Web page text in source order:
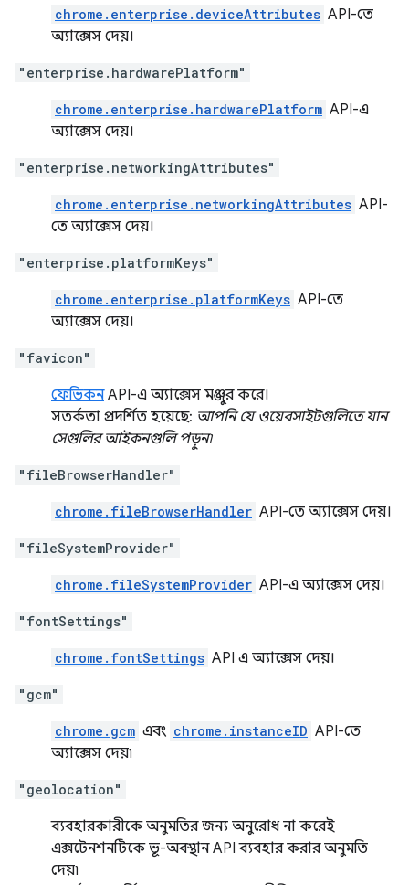
chrome.enterprise.deviceAttributes API-তে
অ্যাক্সেস দেয়।
"enterprise.hardwarePlatform"
chrome.enterprise.hardwarePlatform API-এ
অ্যাক্সেস দেয়।
"enterprise.networkingAttributes"
chrome.enterprise.networkingAttributes API-
তে অ্যাক্সেস দেয়।
"enterprise.platformKeys"
chrome.enterprise.platformKeys API-তে
অ্যাক্সেস দেয়।
"favicon"
ফেভিকনAPI-এ অ্যাক্সেস মঞ্জুর করে।
সতর্কতা প্রদর্শিত হয়েছে: আপনি যে ওয়েবসাইটগুলিতে যান
সেগুলির আইকনগুলি পড়ুন৷
"fileBrowserHandler"
chrome.fileBrowserHandler API-তে অ্যাক্সেস দেয়।
"fileSystemProvider"
chrome.fileSystemProvider API-এ অ্যাক্সেস দেয়।
"fontSettings"
chrome.fontSettings API এ অ্যাক্সেস দেয়।
"gcm"
chrome.gcm এবং chrome.instanceID API-তে
অ্যাক্সেস দেয়৷
"geolocation"
ব্যবহারকারীকে অনুমতির জন্য অনুরোধ না করেই
এক্সটেনশনটিকে ভূ-অবস্থান API ব্যবহার করার অনুমতি
দেয়৷